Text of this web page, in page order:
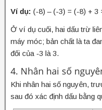
Ví dụ: (-8) – (-3) = (-8) + 3
Ở ví dụ cuối, hai dấu trừ
máy móc; bản chất là ta
đối của -3 là 3.
4. Nhân hai số
Khi nhân hai số nguyên,
sau đó xác định dấu bằng